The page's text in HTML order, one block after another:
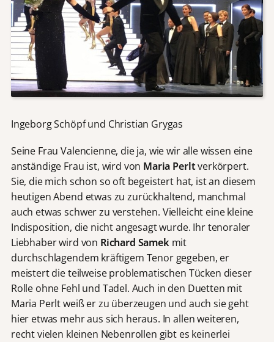
Ingeborg Schöpf und Christian Grygas
Seine Frau Valencienne, die ja, wie wir alle wissen eine
anständige Frau ist, wird von Maria Perltverkörpert.
Sie, die mich schon so oft begeistert hat, ist an diesem
heutigen Abend etwas zu zurückhaltend, manchmal
auch etwas schwer zu verstehen. Vielleicht eine kleine
Indisposition, die nicht angesagt wurde. Ihr tenoraler
Liebhaber wird von Richard Samekmit
durchschlagendem kräftigem Tenor gegeben, er
meistert die teilweise problematischen Tücken dieser
Rolle ohne Fehl und Tadel. Auch in den Duetten mit
Maria Perlt weiß er zu überzeugen und auch sie geht
hier etwas mehr aus sich heraus. In allen weiteren,
recht vielen kleinen Nebenrollen gibt es keinerlei